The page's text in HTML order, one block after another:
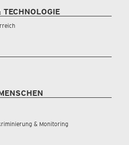
& Monitoring